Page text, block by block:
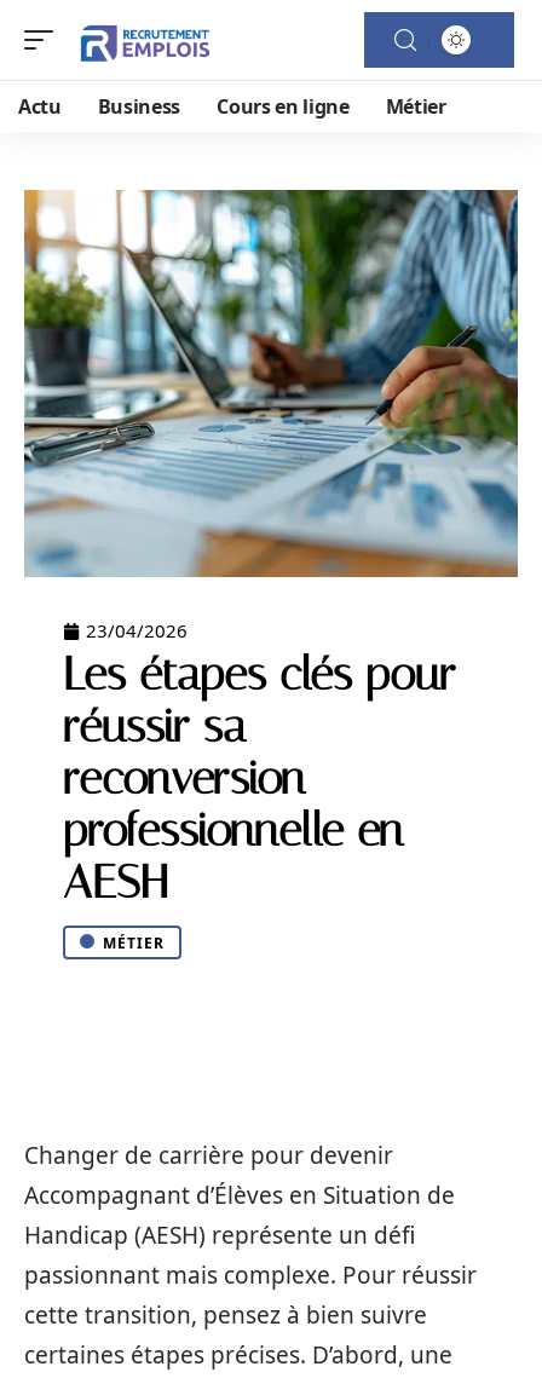
Actu Business Cours en ligne Métier
23/04/2026
Les étapes clés pour
réussir sa
reconversion
professionnelle en
AESH
MÉTIER
Changer de carrière pour devenir
Accompagnant d’Élèves en Situation de
Handicap (AESH) représente un défi
passionnant mais complexe. Pour réussir
cette transition, pensez à bien suivre
certaines étapes précises. D’abord, une